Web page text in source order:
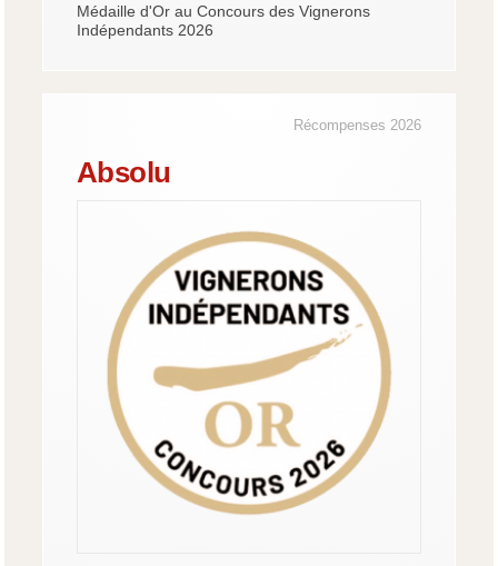
Médaille d'Or au Concours des Vignerons
Indépendants 2026
Récompenses 2026
Absolu